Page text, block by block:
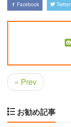
Facebook Twitter
« Prev
お勧め記事